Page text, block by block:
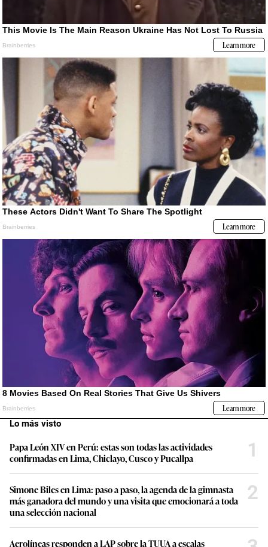
Lo más visto
Papa León XIV en Perú: estas son todas las actividades
confirmadas en Lima, Chiclayo, Cusco y Pucallpa
1
Simone Biles en Lima: paso a paso, la agenda de la gimnasta
más ganadora del mundo y una visita que emocionará a toda
una selección nacional
2
Aerolíneas responden a LAP sobre la TUUA a escalas